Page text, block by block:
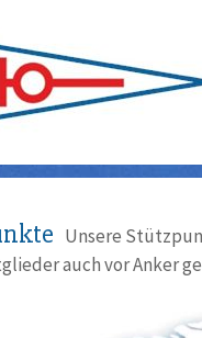
Unsere
auch vor Anker